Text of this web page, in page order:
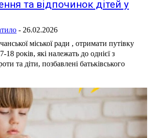
та відпочинок дітей у
- 26.02.2026
міської ради , отримати путівку
18 років, які належать до однієї з